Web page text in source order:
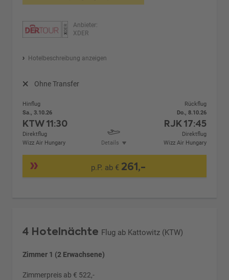
Anbieter:
XDER
Hotelbeschreibung anzeigen
Ohne Transfer
Hinflug
Sa., 3.10.26
KTW11:30
Direktflug
Wizz Air Hungary
Details
Rückflug
Do., 8.10.26
RJK17:45
Direktflug
Wizz Air Hungary
p.P. ab € 261,-
4 Hotelnächte Flug ab Kattowitz (KTW)
Zimmer 1 (2 Erwachsene)
Zimmerpreis ab € 522,-